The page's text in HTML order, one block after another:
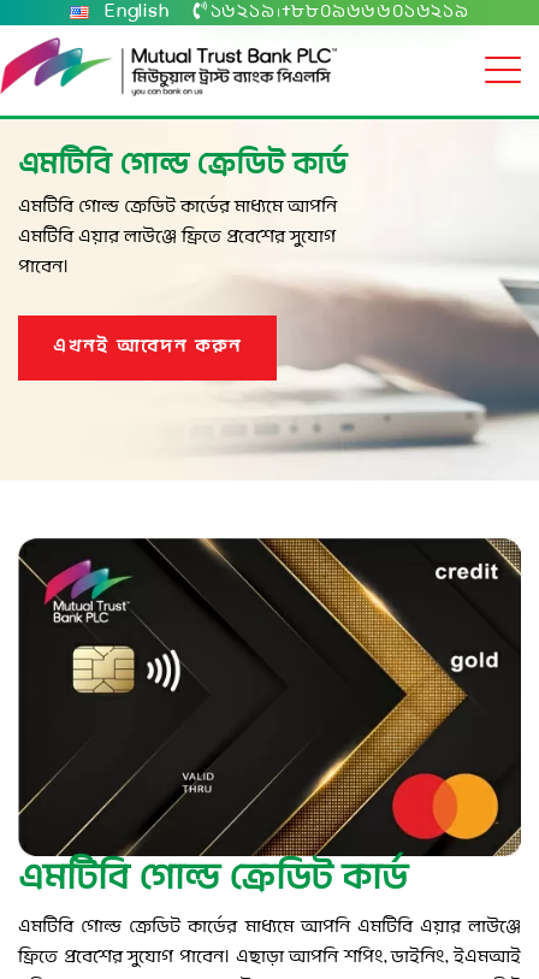
English ১৬২১৯ +৮৮০৯৬৬৬০১৬২১৯
এমটিবি গোল্ড ক্রেডিট কার্ড
এমটিবি গোল্ড ক্রেডিট কার্ডের মাধ্যমে আপনি
এমটিবি এয়ার লাউঞ্জে ফ্রিতে প্রবেশের সুযোগ
পাবেন।
এখনই আবেদন করুন
এমটিবি গোল্ড ক্রেডিট কার্ড
এমটিবি গোল্ড ক্রেডিট কার্ডের মাধ্যমে আপনি এমটিবি এয়ার লাউঞ্জে
ফ্রিতে প্রবেশের সুযোগ পাবেন। এছাড়া আপনি শপিং, ডাইনিং, ইএমআই